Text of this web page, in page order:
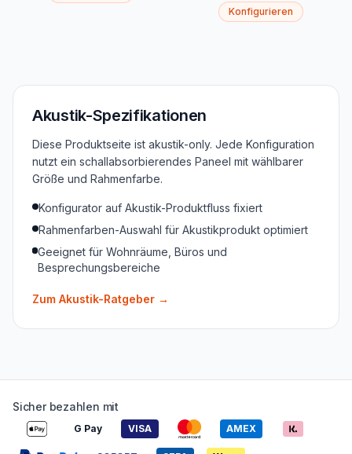
Konfigurieren
Akustik-Spezifikationen
Diese Produktseite ist akustik-only. Jede Konfiguration
nutzt ein schallabsorbierendes Paneel mit wählbarer
Größe und Rahmenfarbe.
Konfigurator auf Akustik-Produktfluss fixiert
Rahmenfarben-Auswahl für Akustikprodukt optimiert
Geeignet für Wohnräume, Büros und
Besprechungsbereiche
Zum Akustik-Ratgeber →
Sicher bezahlen mit
G Pay VISA AMEX